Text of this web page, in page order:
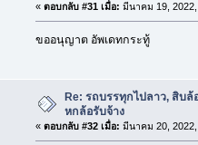
« ตอบกลับ #31 เมื่อ: มีนาคม 19,
ขออนุญาต อัพเดทกระทู้
Re: รถบรรทุกไปลาว, สิบล้
หกล้อรับจ้าง
« ตอบกลับ #32 เมื่อ: มีนาคม 20,